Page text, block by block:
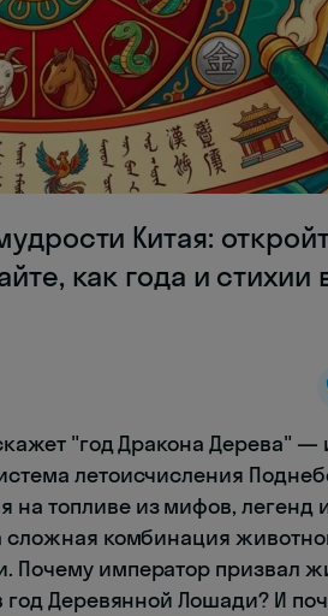
Китая:
как года и стихии
"год Дракона Дерева" —
летоисчисления
топливе из мифов, легенд
комбинация
Почему император призвал
год Деревянной Лошади? И